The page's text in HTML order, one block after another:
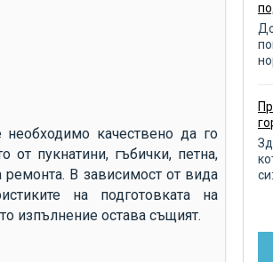
качествено да го
от пукнатини, гъбички, петна,
В зависимост от вида
на подготовката на
изпълнение остава същият.